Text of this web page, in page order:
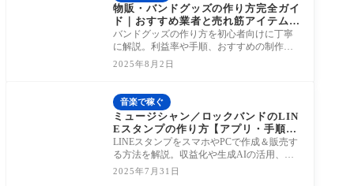
物販・バンドグッズの作り方完全ガイ
ド｜おすすめ業者と売れ筋アイテムを
紹介！
バンドグッズの作り方を初心者向けに丁寧
に解説。利益率や手順、おすすめの制作業
者・売れ筋アイテムを徹底紹介します。
2025年8月2日
音楽で稼ぐ
ミュージシャン／ロックバンドのLIN
Eスタンプの作り方【アプリ・手順・
収益化】
LINEスタンプをスマホやPCで作成＆販売す
る方法を解説。収益化や生成AIの活用、バ
ンド事例も紹介！
2025年7月31日